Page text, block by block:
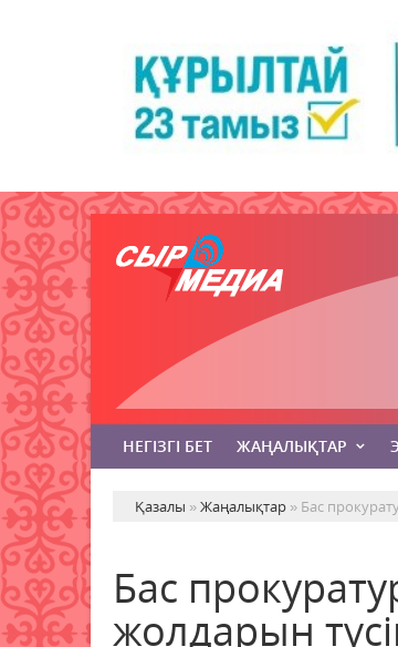
НЕГІЗГІ БЕТ ЖАҢАЛЫҚТАР
Қазалы »Жаңалықтар » Бас
Бас
жолдарын